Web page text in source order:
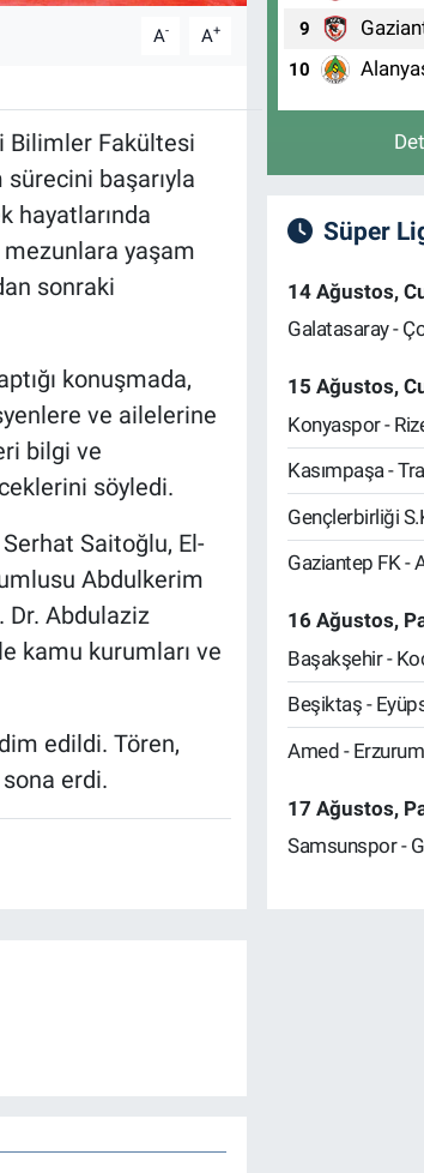
A- A+
Bilimler Fakültesi
başarıyla
hayatlarında
mezunlara yaşam
sonraki
konuşmada,
ve ailelerine
bilgi ve
söyledi.
Saitoğlu, El-
Abdulkerim
Dr. Abdulaziz
kamu kurumları ve
edildi. Tören,
erdi.
9
10
Süper
14 Ağustos,
Galatasaray -
15 Ağustos,
Konyaspor -
Kasımpaşa -
Gençlerbirliği
Gaziantep FK -
16 Ağustos,
Başakşehir -
Beşiktaş -
Amed -
17 Ağustos,
Samsunspor -